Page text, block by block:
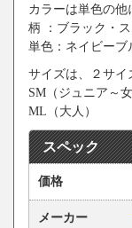
カラーは単色の他
柄 ：ブラック・
単色：ネイビーブ
サイズは、２サイ
SM（ジュニア～女
ML（大人）
スペック
価格
メーカー